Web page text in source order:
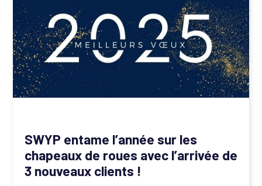
SWYP entame l’année sur les
chapeaux de roues avec l’arrivée de
3 nouveaux clients !